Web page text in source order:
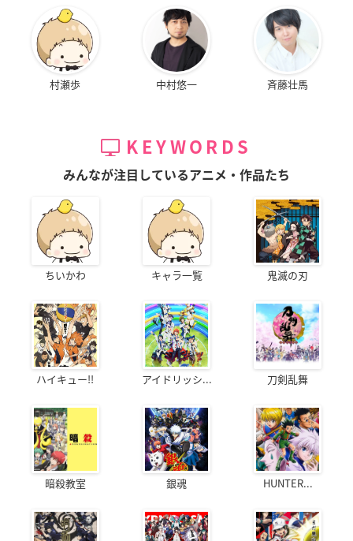
村瀬歩 中村悠一 斉藤壮馬
KEYWORDS
みんなが注目しているアニメ・作品たち
ちいかわ キャラ一覧 鬼滅の刃
ハイキュー!! アイドリッシ... 刀剣乱舞
暗殺教室 銀魂 HUNTER...